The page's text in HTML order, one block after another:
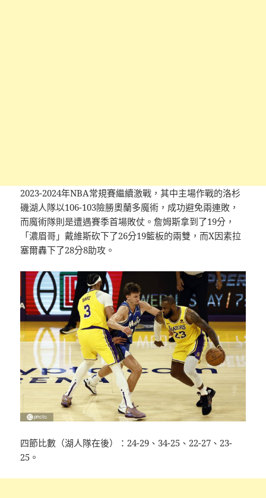
2023-2024年NBA常規賽繼續激戰，其中主場作戰的洛杉
磯湖人隊以106-103險勝奧蘭多魔術，成功避免兩連敗，
而魔術隊則是遭遇賽季首場敗仗。詹姆斯拿到了19分，
「濃眉哥」戴維斯砍下了26分19籃板的兩雙，而X因素拉
塞爾轟下了28分8助攻。
四節比數（湖人隊在後）：24-29、34-25、22-27、23-
25。